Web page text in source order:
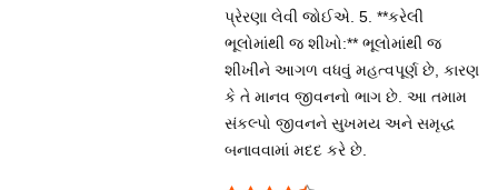
પ્રેરણા લેવી જોઈએ. 5. **કરેલી
ભૂલોમાંથી જ શીખો:** ભૂલોમાંથી જ
શીખીને આગળ વધવું મહત્વપૂર્ણ છે, કારણ
કે તે માનવ જીવનનો ભાગ છે. આ તમામ
સંકલ્પો જીવનને સુખમય અને સમૃદ્ધ
બનાવવામાં મદદ કરે છે.